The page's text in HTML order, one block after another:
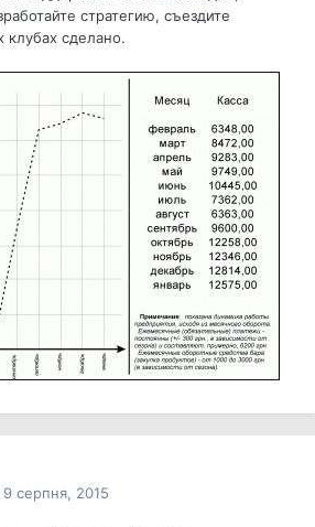
стратегию, съездите
клубах сделано.
9 серпня, 2015